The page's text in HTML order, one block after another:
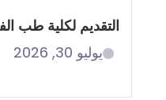
التقديم لكلية طب
يوليو 30, 2026